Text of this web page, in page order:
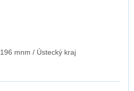
196 mnm / Ústecký kraj